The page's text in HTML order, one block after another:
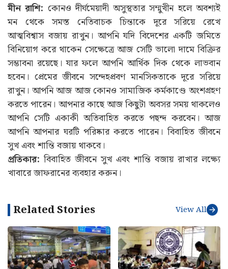
মীন রাশি: কোনও দীর্ঘমেয়াদী অসুস্থতার সম্মুখীন হলে অবশ্যই
মন থেকে সমস্ত নেতিবাচক চিন্তাকে দূরে সরিয়ে রেখে
আত্মবিশ্বাস বজায় রাখুন। আপনি যদি বিদেশের একটি জমিতে
বিনিয়োগ করে থাকেন সেক্ষেত্রে আজ সেটি ভালো দামে বিক্রির
সম্ভাবনা রয়েছে। যার ফলে আপনি আর্থিক দিক থেকে লাভবান
হবেন। প্রেমের জীবনে সন্দেহপ্রবণ মানসিকতাকে দূরে সরিয়ে
রাখুন। আপনি আজ আজ কোনও সামাজিক কর্মকাণ্ডে অংশগ্রহণ
করতে পারেন। আপনার কাছে আজ কিছুটা অবসর সময় থাকলেও
আপনি সেটি একাকী অতিবাহিত করতে পছন্দ করবেন। আজ
আপনি আপনার ঘরটি পরিষ্কার করতে পারেন। বিবাহিত জীবনে
সুখ এবং শান্তি বজায় থাকবে।
প্রতিকার: বিবাহিত জীবনে সুখ এবং শান্তি বজায় রাখার লক্ষ্যে
খাবারে জাফরানের ব্যবহার করুন।
Related Stories View All